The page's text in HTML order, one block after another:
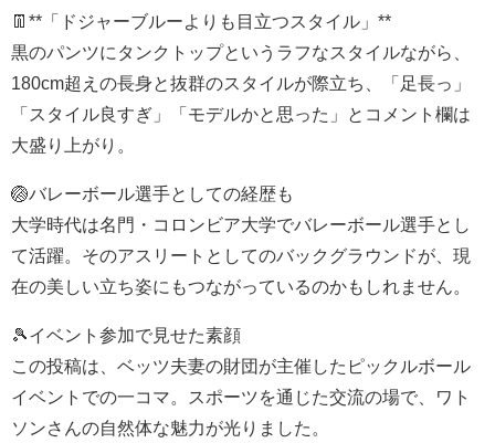
👖**「ドジャーブルーよりも目立つスタイル」**
黒のパンツにタンクトップというラフなスタイルながら、
180cm超えの長身と抜群のスタイルが際立ち、「足長っ」
「スタイル良すぎ」「モデルかと思った」とコメント欄は
大盛り上がり。
🏐バレーボール選手としての経歴も
大学時代は名門・コロンビア大学でバレーボール選手とし
て活躍。そのアスリートとしてのバックグラウンドが、現
在の美しい立ち姿にもつながっているのかもしれません。
🎾イベント参加で見せた素顔
この投稿は、ベッツ夫妻の財団が主催したピックルボール
イベントでの一コマ。スポーツを通じた交流の場で、ワト
ソンさんの自然体な魅力が光りました。